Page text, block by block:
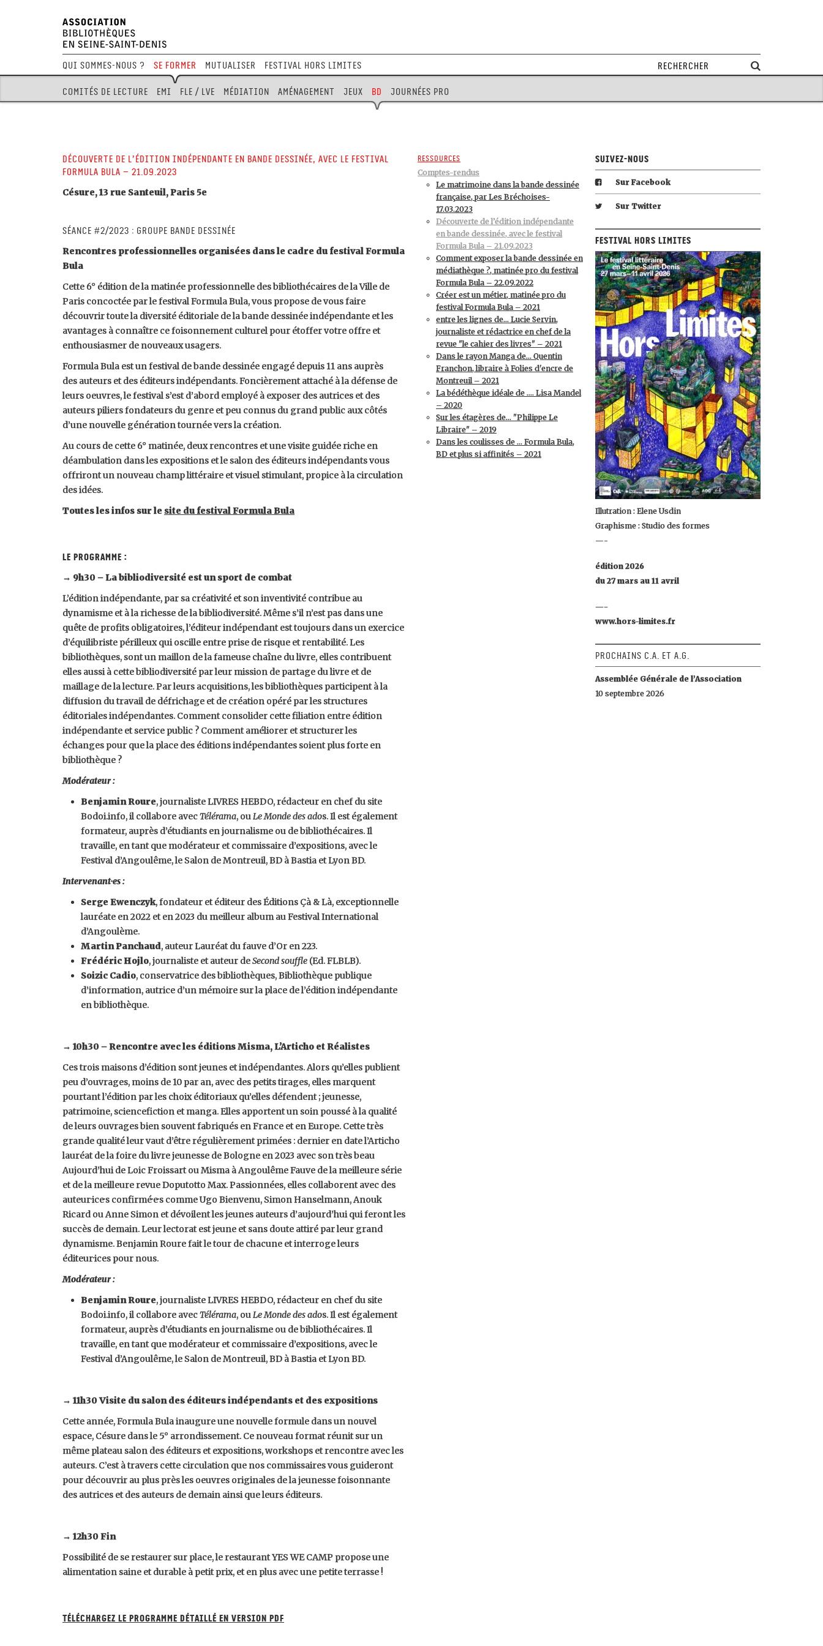
Qui sommes-nous ? Se former
Comités de lecture EMI FLE / LVE Médiation Aménagement Jeux BD Journées pro
Mutualiser Festival Hors Limites
Découverte de l’édition indépendante en bande dessinée, avec le festival
Formula Bula – 21.09.2023
Césure, 13 rue Santeuil, Paris 5e
séance #2/2023 : GROUPE BANDE DESSINÉE
Rencontres professionnelles organisées dans le cadre du festival Formula
Bula
Cette 6° édition de la matinée professionnelle des bibliothécaires de la Ville de
Paris concoctée par le festival Formula Bula, vous propose de vous faire
découvrir toute la diversité éditoriale de la bande dessinée indépendante et les
avantages à connaître ce foisonnement culturel pour étoffer votre offre et
enthousiasmer de nouveaux usagers.
Formula Bula est un festival de bande dessinée engagé depuis 11 ans auprès
des auteurs et des éditeurs indépendants. Foncièrement attaché à la défense de
leurs oeuvres, le festival s’est d’abord employé à exposer des autrices et des
auteurs piliers fondateurs du genre et peu connus du grand public aux côtés
d’une nouvelle génération tournée vers la création.
Au cours de cette 6° matinée, deux rencontres et une visite guidée riche en
déambulation dans les expositions et le salon des éditeurs indépendants vous
offriront un nouveau champ littéraire et visuel stimulant, propice à la circulation
des idées.
Toutes les infos sur lesite du festival Formula Bula
LE Programme :
→ 9h30 – La bibliodiversité est un sport de combat
L’édition indépendante, par sa créativité et son inventivité contribue au
dynamisme et à la richesse de la bibliodiversité. Même s’il n’est pas dans une
quête de profits obligatoires, l’éditeur indépendant est toujours dans un exercice
d’équilibriste périlleux qui oscille entre prise de risque et rentabilité. Les
bibliothèques, sont un maillon de la fameuse chaîne du livre, elles contribuent
elles aussi à cette bibliodiversité par leur mission de partage du livre et de
maillage de la lecture. Par leurs acquisitions, les bibliothèques participent à la
diffusion du travail de défrichage et de création opéré par les structures
éditoriales indépendantes. Comment consolider cette filiation entre édition
indépendante et service public ? Comment améliorer et structurer les
échanges pour que la place des éditions indépendantes soient plus forte en
bibliothèque ?
Modérateur :
Benjamin Roure, journaliste LIVRES HEBDO, rédacteur en chef du site
Bodoi.info, il collabore avecTélérama, ouLe Monde des ados. Il est également
formateur, auprès d’étudiants en journalisme ou de bibliothécaires. Il
travaille, en tant que modérateur et commissaire d’expositions, avec le
Festival d’Angoulême, le Salon de Montreuil, BD à Bastia et Lyon BD.
Intervenant·es :
Serge Ewenczyk, fondateur et éditeur des Éditions Çà & Là, exceptionnelle
lauréate en 2022 et en 2023 du meilleur album au Festival International
d’Angoulème.
Martin Panchaud, auteur Lauréat du fauve d’Or en 223.
Frédéric Hojlo, journaliste et auteur deSecond souffle(Ed. FLBLB).
Soizic Cadio, conservatrice des bibliothèques, Bibliothèque publique
d’information, autrice d’un mémoire sur la place de l’édition indépendante
en bibliothèque.
→ 10h30 – Rencontre avec les éditions Misma,L’Articho et Réalistes
Ces trois maisons d’édition sont jeunes et indépendantes. Alors qu’elles publient
peu d’ouvrages, moins de 10 par an, avec des petits tirages, elles marquent
pourtant l’édition par les choix éditoriaux qu’elles défendent ; jeunesse,
patrimoine, sciencefiction et manga. Elles apportent un soin poussé à la qualité
de leurs ouvrages bien souvent fabriqués en France et en Europe. Cette très
grande qualité leur vaut d’être régulièrement primées : dernier en date l’Articho
lauréat de la foire du livre jeunesse de Bologne en 2023 avec son très beau
Aujourd’hui de Loic Froissart ou Misma à Angoulême Fauve de la meilleure série
et de la meilleure revue Doputotto Max. Passionnées, elles collaborent avec des
auteur·ice·s confirmé·e·s comme Ugo Bienvenu, Simon Hanselmann, Anouk
Ricard ou Anne Simon et dévoilent les jeunes auteurs d’aujourd’hui qui feront les
succès de demain. Leur lectorat est jeune et sans doute attiré par leur grand
dynamisme. Benjamin Roure fait le tour de chacune et interroge leurs
éditeur·ices pour nous.
Modérateur :
Benjamin Roure, journaliste LIVRES HEBDO, rédacteur en chef du site
Bodoi.info, il collabore avecTélérama, ouLe Monde des ados. Il est également
formateur, auprès d’étudiants en journalisme ou de bibliothécaires. Il
travaille, en tant que modérateur et commissaire d’expositions, avec le
Festival d’Angoulême, le Salon de Montreuil, BD à Bastia et Lyon BD.
→ 11h30 Visite du salon des éditeurs indépendants et des expositions
Cette année, Formula Bula inaugure une nouvelle formule dans un nouvel
espace, Césure dans le 5° arrondissement. Ce nouveau format réunit sur un
même plateau salon des éditeurs et expositions, workshops et rencontre avec les
auteurs. C’est à travers cette circulation que nos commissaires vous guideront
pour découvrir au plus près les oeuvres originales de la jeunesse foisonnante
des autrices et des auteurs de demain ainsi que leurs éditeurs.
→ 12h30 Fin
Possibilité de se restaurer sur place, le restaurant YES WE CAMP propose une
alimentation saine et durable à petit prix, et en plus avec une petite terrasse !
Téléchargez le programme détaillé en version PDF
Ressources
Comptes-rendus
Le matrimoine dans la bande dessinée
française, par Les Bréchoises-
17.03.2023
Découverte de l’édition indépendante
en bande dessinée, avec le festival
Formula Bula – 21.09.2023
Comment exposer la bande dessinée en
médiathèque ?, matinée pro du festival
Formula Bula – 22.09.2022
Créer est un métier, matinée pro du
festival Formula Bula – 2021
entre les lignes de… Lucie Servin,
journaliste et rédactrice en chef de la
revue "le cahier des livres" – 2021
Dans le rayon Manga de… Quentin
Franchon, libraire à Folies d'encre de
Montreuil – 2021
La bédéthèque idéale de …. Lisa Mandel
– 2020
Sur les étagères de… "Philippe Le
Libraire" – 2019
Dans les coulisses de … Formula Bula,
BD et plus si affinités – 2021
Suivez-nous
Sur Facebook
Sur Twitter
Festival Hors Limites
Illutration : Elene Usdin
Graphisme : Studio des formes
—-
édition 2026
du 27 mars au 11 avril
—-
www.hors-limites.fr
Prochains C.A. et A.G.
Assemblée Générale de l’Association
10 septembre 2026